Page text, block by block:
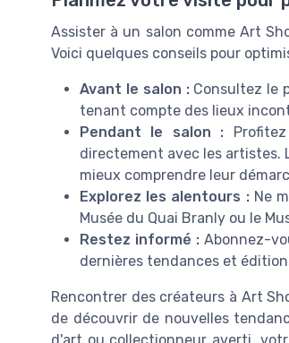
Assister à un salon comme Art
Voici quelques conseils pour
Avant le salon :Consultez le
tenant compte des lieux
Pendant le salon :
directement avec les artistes.
mieux comprendre leur
Explorez les alentours :Ne
Musée du Quai Branly ou le
Restez informé :Abonnez-
dernières tendances et
Rencontrer des créateurs à Art
de découvrir de nouvelles